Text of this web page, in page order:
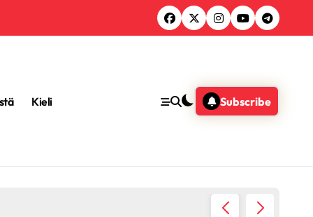
Kieli Subscribe